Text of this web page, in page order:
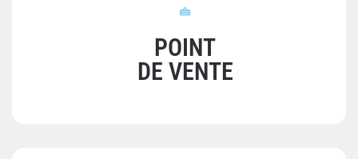
POINT
DE VENTE